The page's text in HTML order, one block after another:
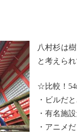
八村杉は
と考えられ
☆比較！
・ビルだ
・有名施
・アニメ